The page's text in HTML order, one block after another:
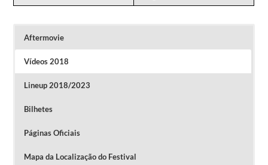
Aftermovie
Vídeos 2018
Lineup 2018/2023
Bilhetes
Páginas Oficiais
Mapa da Localização do Festival